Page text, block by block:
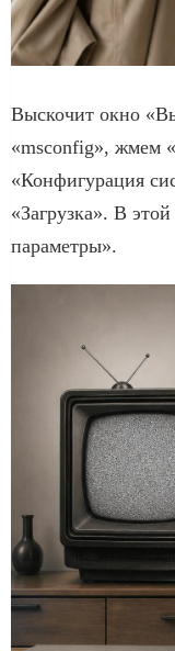
Выскочит окно
«msconfig», жмем
«Конфигурация
«Загрузка». В
параметры».